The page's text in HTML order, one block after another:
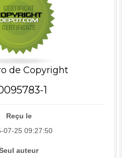
de Copyright
1
Reçu le
07-25 09:27:50
auteur